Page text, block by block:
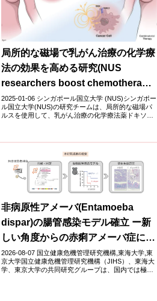
局所的な磁場で乳がん治療の化学療
法の効果を高める研究(NUS
researchers boost chemotherapy
uptake in breast cancer treatment
with localised magnetic fields)
2025-01-06 シンガポール国立大学 (NUS)シンガポー
ル国立大学(NUS)の研究チームは、局所的な磁場パ
ルスを使用して、乳がん治療の化学療法薬ドキソ
非病原性アメーバ(Entamoeba
dispar)の腸管感染モデル確立 ー新
しい角度からの赤痢アメーバ症にお
ける腸管免疫応答の理解に期待ー
2026-08-07 国立健康危機管理研究機構,東海大学,東
京大学国立健康危機管理研究機構（JIHS）、東海大
学、東京大学の共同研究グループは、国内では極め